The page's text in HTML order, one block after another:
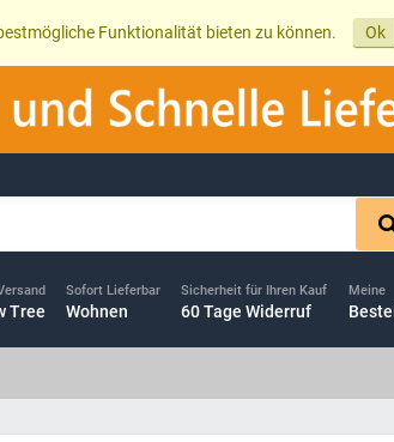
Funktionalität bieten zu können. Ok
Tree
Sofort Lieferbar
Wohnen
Sicherheit für Ihren Kauf
60 Tage Widerruf
Meine